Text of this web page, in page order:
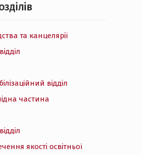
та канцелярії
відділ
частина
якості освітньої